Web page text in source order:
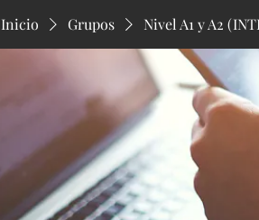
Inicio Grupos Nivel A1 y A2